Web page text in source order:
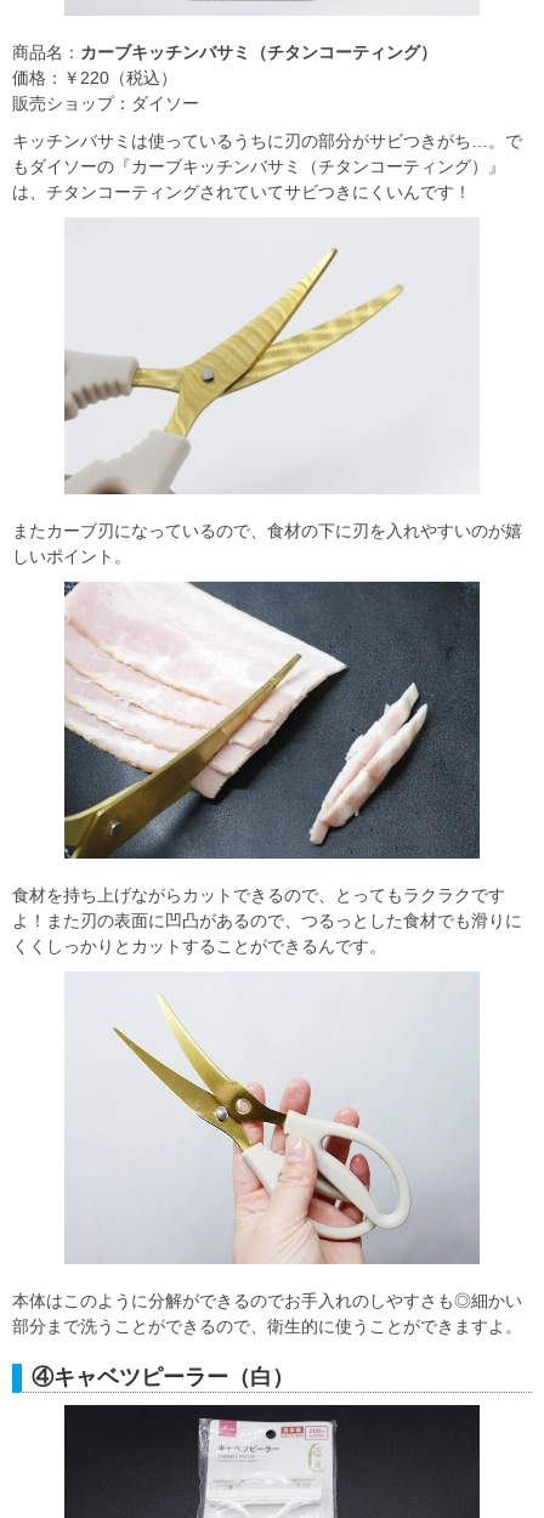
商品名： カーブキッチンバサミ（チタンコーティング）
価格：￥220（税込）
販売ショップ：ダイソー
キッチンバサミは使っているうちに刃の部分がサビつきがち…。で
もダイソーの『カーブキッチンバサミ（チタンコーティング）』
は、チタンコーティングされていてサビつきにくいんです！
またカーブ刃になっているので、食材の下に刃を入れやすいのが嬉
しいポイント。
食材を持ち上げながらカットできるので、とってもラクラクです
よ！また刃の表面に凹凸があるので、つるっとした食材でも滑りに
くくしっかりとカットすることができるんです。
本体はこのように分解ができるのでお手入れのしやすさも◎細かい
部分まで洗うことができるので、衛生的に使うことができますよ。
④キャベツピーラー（白）